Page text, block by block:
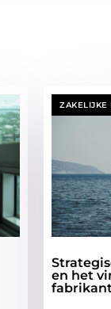
ZAKELIJKE
en het